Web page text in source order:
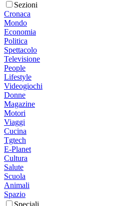
Sezioni
Cronaca
Mondo
Economia
Politica
Spettacolo
Televisione
People
Lifestyle
Videogiochi
Donne
Magazine
Motori
Viaggi
Cucina
Tgtech
E-Planet
Cultura
Salute
Scuola
Animali
Spazio
Speciali